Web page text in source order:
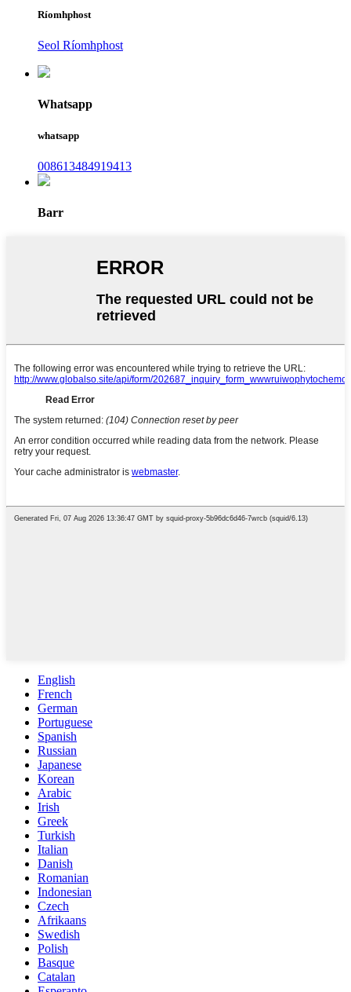
Ríomhphost
Seol Ríomhphost
Whatsapp
whatsapp
008613484919413
Barr
English
French
German
Portuguese
Spanish
Russian
Japanese
Korean
Arabic
Irish
Greek
Turkish
Italian
Danish
Romanian
Indonesian
Czech
Afrikaans
Swedish
Polish
Basque
Catalan